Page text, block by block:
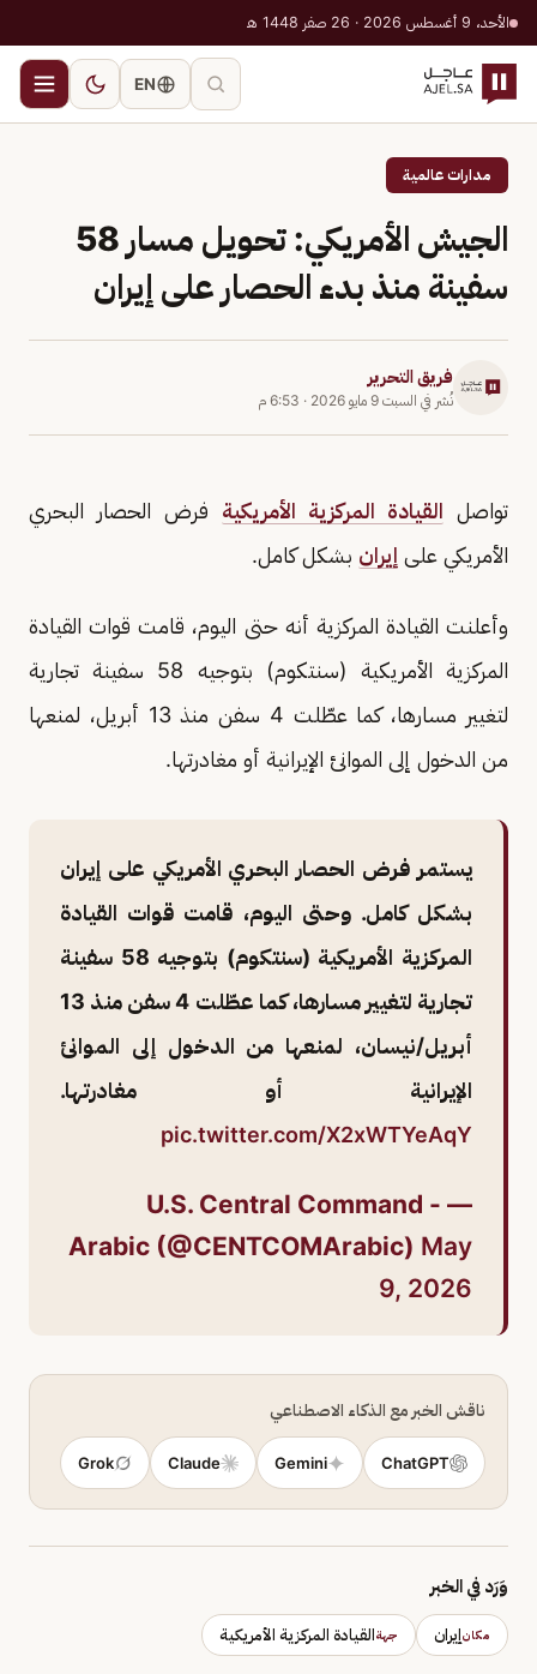
الأحد، 9 أغسطس 2026 · 26 صفر 1448 هـ
EN
مدارات عالمية
الجيش الأمريكي: تحويل مسار 58
سفينة منذ بدء الحصار على إيران
فريق التحرير
نُشر في السبت 9 مايو 2026 · 6:53 م
تواصل القيادة المركزية الأمريكية فرض الحصار البحري
الأمريكي على إيران بشكل كامل.
وأعلنت القيادة المركزية أنه حتى اليوم، قامت قوات القيادة
المركزية الأمريكية (سنتكوم) بتوجيه 58 سفينة تجارية
لتغيير مسارها، كما عطّلت 4 سفن منذ 13 أبريل، لمنعها
من الدخول إلى الموانئ الإيرانية أو مغادرتها.
يستمر فرض الحصار البحري الأمريكي على إيران
بشكل كامل. وحتى اليوم، قامت قوات القيادة
المركزية الأمريكية (سنتكوم) بتوجيه 58 سفينة
تجارية لتغيير مسارها، كما عطّلت 4 سفن منذ 13
أبريل/نيسان، لمنعها من الدخول إلى الموانئ
الإيرانية أو مغادرتها.
pic.twitter.com/X2xWTYeAqY
— U.S. Central Command -
Arabic (@CENTCOMArabic) May
9, 2026
ناقش الخبر مع الذكاء الاصطناعي
ChatGPT
Gemini
Claude
Grok
وَرَد في الخبر
مكانإيران جهةالقيادة المركزية الأمريكية